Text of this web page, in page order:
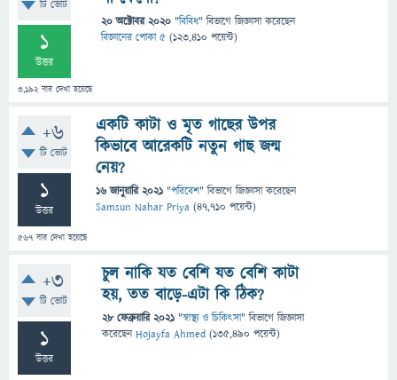
টি ভোট
1
উত্তর
3,192বার দেখা হয়েছে
20 অক্টোবর 2020 "বিবিধ" বিভাগে জিজ্ঞাসাকরেছেন
বিজ্ঞানের পোকা ৫ (123,410 পয়েন্ট)
+6
টি ভোট
1
উত্তর
567 বার দেখা হয়েছে
একটি কাটা ও মৃত গাছের উপর
কিভাবে আরেকটি নতুন গাছ জন্ম
নেয়?
16 জানুয়ারি 2021 "পরিবেশ" বিভাগে জিজ্ঞাসাকরেছেন
Samsun Nahar Priya (47,710 পয়েন্ট)
+3
টি ভোট
1
উত্তর
চুল নাকি যত বেশি যত বেশি কাটা
হয়, তত বাড়ে-এটা কি ঠিক?
28 ফেব্রুয়ারি 2021 "স্বাস্থ্য ও চিকিৎসা" বিভাগে জিজ্ঞাসা
করেছেনHojayfa Ahmed (135,490 পয়েন্ট)